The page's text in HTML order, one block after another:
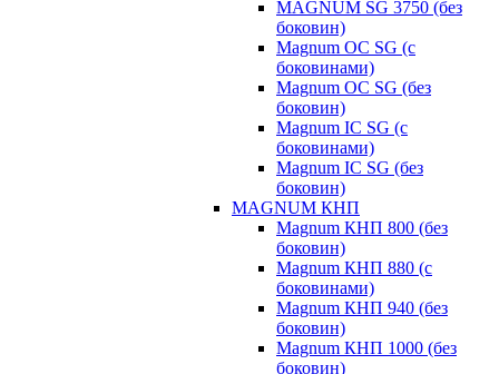
MAGNUM SG 3750 (без
боковин)
Magnum OC SG (с
боковинами)
Magnum OC SG (без
боковин)
Magnum IC SG (с
боковинами)
Magnum IC SG (без
боковин)
MAGNUM КНП
Magnum КНП 800 (без
боковин)
Magnum КНП 880 (с
боковинами)
Magnum КНП 940 (без
боковин)
Magnum КНП 1000 (без
боковин)